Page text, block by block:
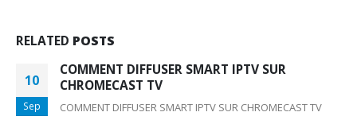
RELATED POSTS
10
Sep
COMMENT DIFFUSER SMART IPTV SUR
CHROMECAST TV
COMMENT DIFFUSER SMART IPTV SUR CHROMECAST TV